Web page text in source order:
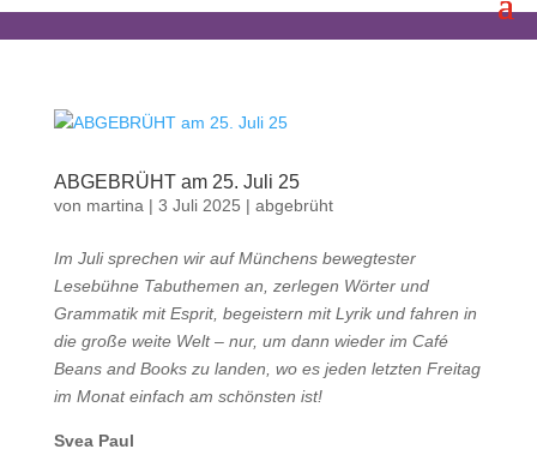
ABGEBRÜHT am 25. Juli 25
von martina | 3 Juli 2025 | abgebrüht
Im Juli sprechen wir auf Münchens bewegtester
Lesebühne Tabuthemen an, zerlegen Wörter und
Grammatik mit Esprit, begeistern mit Lyrik und fahren in
die große weite Welt – nur, um dann wieder im Café
Beans and Books zu landen, wo es jeden letzten Freitag
im Monat einfach am schönsten ist!
Svea Paul